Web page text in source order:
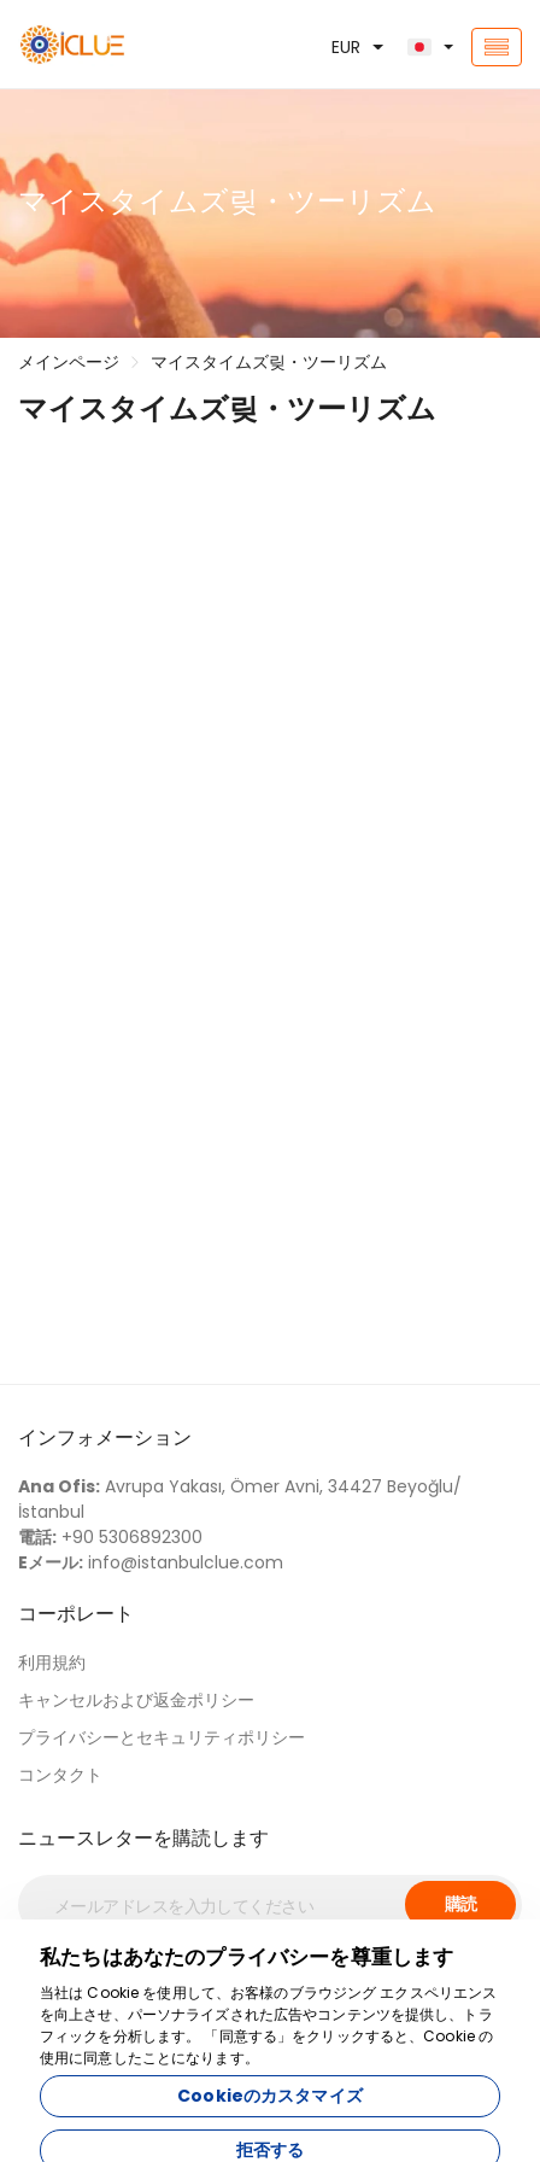
EUR
マイスタイムズ맂・ツーリズム
メインページ マイスタイムズ맂・ツーリズム
マイスタイムズ맂・ツーリズム
インフォメーション
Ana Ofis: Avrupa Yakası, Ömer Avni, 34427 Beyoğlu/
İstanbul
電話: +90 5306892300
Eメール: info@istanbulclue.com
コーポレート
利用規約
キャンセルおよび返金ポリシー
プライバシーとセキュリティポリシー
コンタクト
ニュースレターを購読します
購読
安全なお支払い
私たちはあなたのプライバシーを尊重します
当社は Cookie を使用して、お客様のブラウジング エクスペリエンス
を向上させ、パーソナライズされた広告やコンテンツを提供し、トラ
フィックを分析します。 「同意する」をクリックすると、Cookie の
使用に同意したことになります。
Cookieのカスタマイズ
拒否する